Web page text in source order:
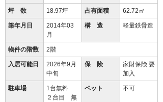
坪 数 18.97坪 占有面積 62.72㎡
築年月日
2014年03
月
構 造 軽量鉄骨造
物件の階数 2階
入居可能日
2026年9月
中旬
保 険
家財保険 要
加入
駐車場
1台無料
２台目 無
ペット 不可